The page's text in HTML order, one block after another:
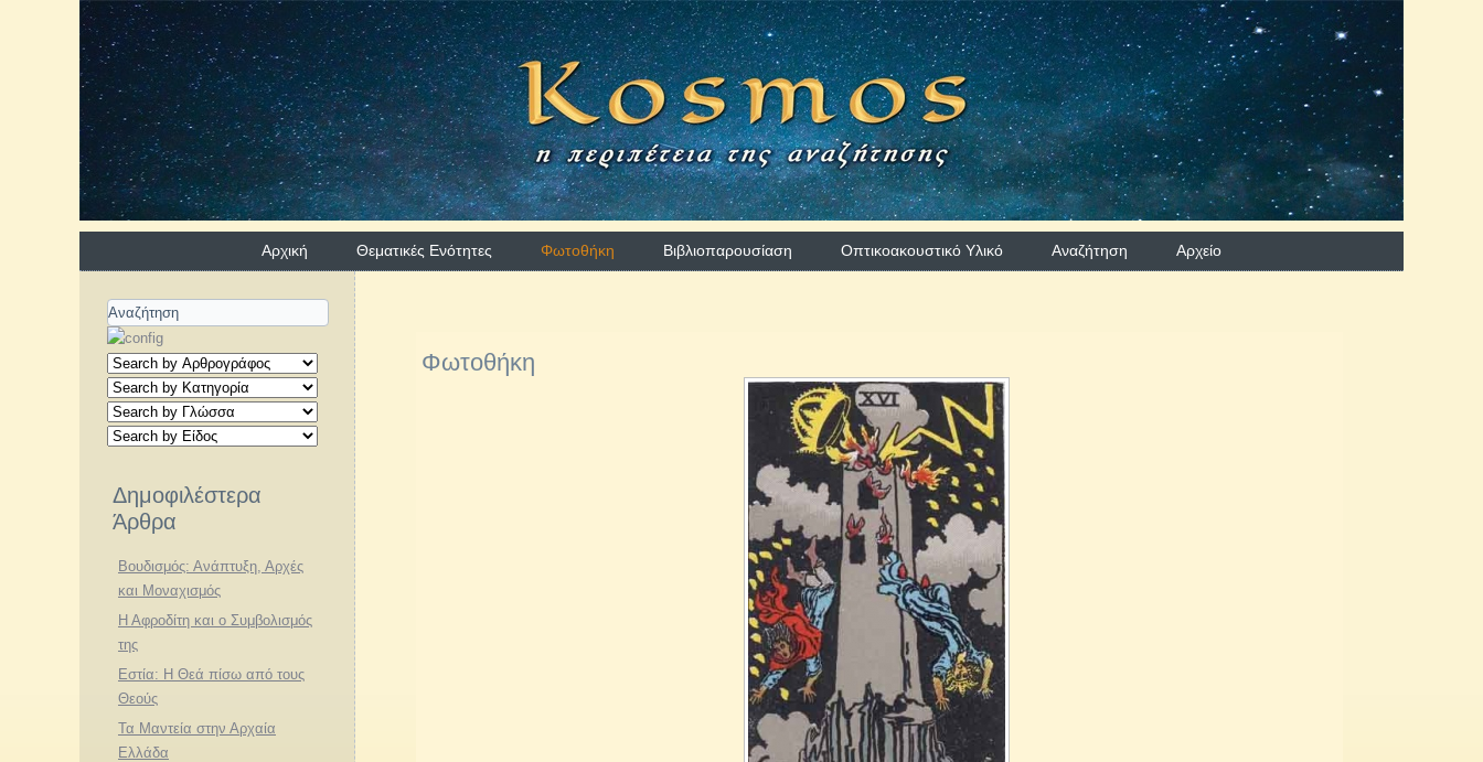
Αρχική Θεματικές Ενότητες Φωτοθήκη Βιβλιοπαρουσίαση Οπτικοακουστικό Υλικό Αναζήτηση Aρχείο
Δημοφιλέστερα
Άρθρα
Βουδισμός: Ανάπτυξη, Αρχές
και Μοναχισμός
Η Αφροδίτη και ο Συμβολισμός
της
Εστία: Η Θεά πίσω από τους
Θεούς
Τα Μαντεία στην Αρχαία
Ελλάδα
Φωτοθήκη